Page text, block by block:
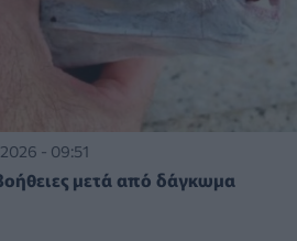
- 09:51
μετά από δάγκωμα